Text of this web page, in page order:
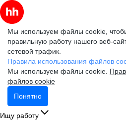
Мы используем файлы cookie,
правильную работу нашего веб-
сетевой трафик.
Правила использования файлов
Мы используем файлы cookie.
файлов cookie
Понятно
Ищу работу